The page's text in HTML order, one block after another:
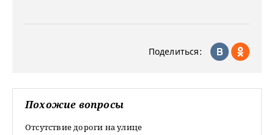
Поделиться:
Похожие вопросы
Отсутствие дороги на улице